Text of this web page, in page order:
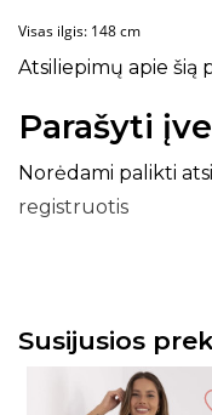
Visas ilgis: 148 cm
Atsiliepimų apie šią
Parašyti
Norėdami palikti
registruotis
Susijusios